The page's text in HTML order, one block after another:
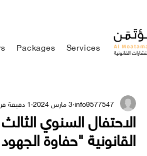
About us
Services
Packages
الاحتفال السنوي
القانونية "حفاوة
info95775473 مارس 2024 1 دقيقة قراءة